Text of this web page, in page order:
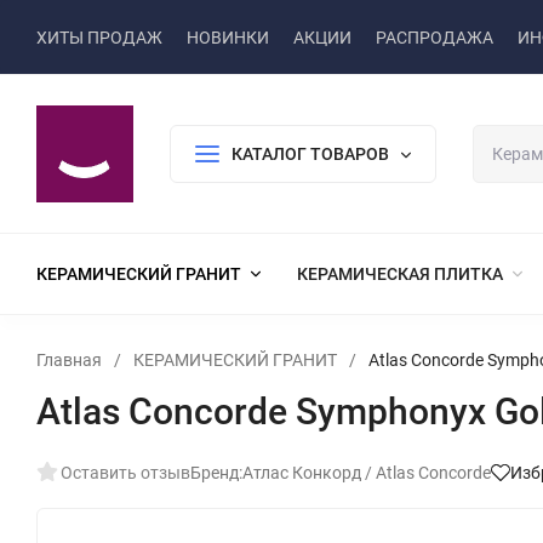
ХИТЫ ПРОДАЖ НОВИНКИ АКЦИИ РАСПРОДАЖА
КАТАЛОГ ТОВАРОВ
КЕРАМИЧЕСКИЙ ГРАНИТ КЕРАМИЧЕСКАЯ ПЛИТКА
Главная / КЕРАМИЧЕСКИЙ ГРАНИТ / Atlas Concorde
Atlas Concorde Symphonyx
Оставить отзывБренд:Атлас Конкорд / Atlas Concorde